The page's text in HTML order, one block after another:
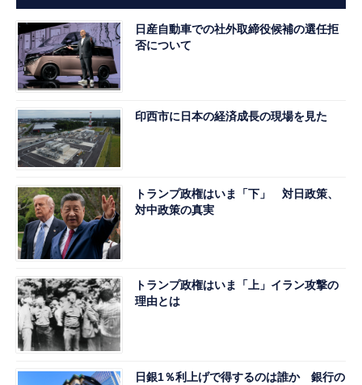
日産自動車での社外取締役候補の選任拒
否について
印西市に日本の経済成長の現場を見た
トランプ政権はいま「下」 対日政策、
対中政策の真実
トランプ政権はいま「上」イラン攻撃の
理由とは
日銀1％利上げで得するのは誰か 銀行の